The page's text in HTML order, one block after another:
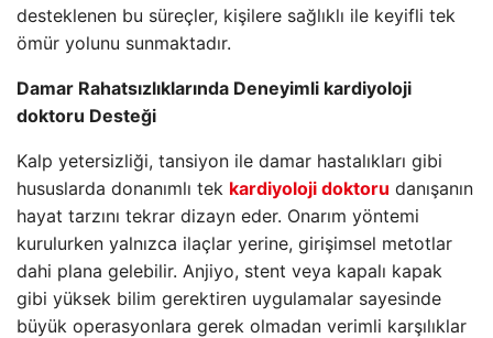
desteklenen bu süreçler, kişilere sağlıklı ile keyifli tek
ömür yolunu sunmaktadır.
Damar Rahatsızlıklarında Deneyimli kardiyoloji
doktoru Desteği
Kalp yetersizliği, tansiyon ile damar hastalıkları gibi
hususlarda donanımlı tek kardiyoloji doktoru danışanın
hayat tarzını tekrar dizayn eder. Onarım yöntemi
kurulurken yalnızca ilaçlar yerine, girişimsel metotlar
dahi plana gelebilir. Anjiyo, stent veya kapalı kapak
gibi yüksek bilim gerektiren uygulamalar sayesinde
büyük operasyonlara gerek olmadan verimli karşılıklar